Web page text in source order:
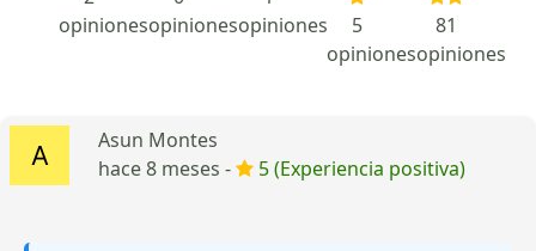
opinionesopinionesopiniones
5
opiniones
81
opiniones
Asun Montes
hace 8 meses -
5 (Experiencia positiva)